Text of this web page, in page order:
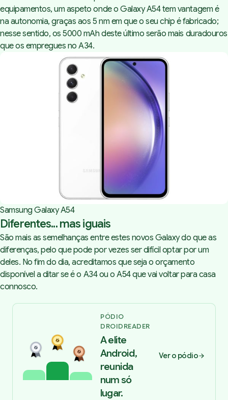
equipamentos, um aspeto onde o Galaxy A54 tem vantagem é
na autonomia, graças aos 5 nm em que o seu chip é fabricado;
nesse sentido, os 5000 mAh deste último serão mais duradouros
que os empregues no A34.
Samsung Galaxy A54
Diferentes... mas iguais
São mais as semelhanças entre estes novos Galaxy do que as
diferenças, pelo que pode por vezes ser difícil optar por um
deles. No fim do dia, acreditamos que seja o orçamento
disponível a ditar se é o A34 ou o A54 que vai voltar para casa
connosco.
PÓDIO
DROIDREADER
A elite
Android,
reunida
num só
lugar.
Ver o pódio